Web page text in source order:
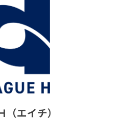
（エイチ）